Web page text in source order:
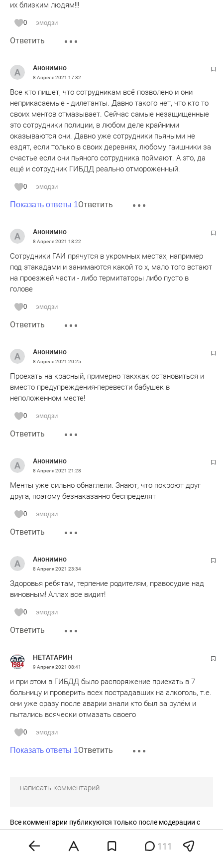
их близким людям!!!
0 эмодзи
Ответить
Анонимно
8 Апреля 2021 17:32
Все кто пишет, что сотрудникам всё позволено и они
неприкасаемые - дилетанты. Давно такого нет, что кто то
своих ментов отмазывает. Сейчас самые незащищенные
это сотрудники полиции, в любом деле крайними
оказываются они. Давно уже сотрудники пьяными не
ездят, если только в своих деревнях, любому гаишники за
счастье если они пьяного сотрудника поймают. А это, да
ещё и сотрудник ГИБДД реально отмороженный.
0 эмодзи
Показать ответы 1Ответить
Анонимно
8 Апреля 2021 18:22
Сотрудники ГАИ прячутся в укромных местах, например
под этакадами и занимаются какой то х, мало того встают
на проезжей части - либо термитаторы либо пусто в
голове
0 эмодзи
Ответить
Анонимно
8 Апреля 2021 20:25
Проехать на красный, примерно такхкак остановиться и
вместо предупреждения-перевести бабушек в
неположенном месте!
0 эмодзи
Ответить
Анонимно
8 Апреля 2021 21:28
Менты уже сильно обнаглели. Знают, что покроют друг
друга, поэтому безнаказанно беспределят
0 эмодзи
Ответить
Анонимно
8 Апреля 2021 23:34
Здоровья ребятам, терпение родителям, правосудие над
виновным! Аллах все видит!
0 эмодзи
Ответить
НЕТАТАРИН
9 Апреля 2021 08:41
и при этом в ГИБДД было распоряжение приехать в 7
больницу и проверить всех пострадавших на алкоголь, т.е.
они уже сразу после аварии знали кто был за рулём и
пытались всячески отмазать своего
0 эмодзи
Показать ответы 1Ответить
Все комментарии публикуются только после модерации с
Редакция оставляет за собой право отказать в публикации
111